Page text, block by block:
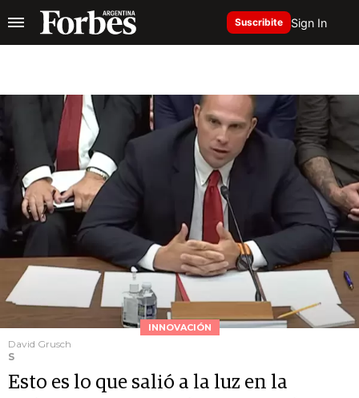
Suscribite Sign In
INNOVACIÓN
David Grusch
S
Esto es lo que salió a la luz en la